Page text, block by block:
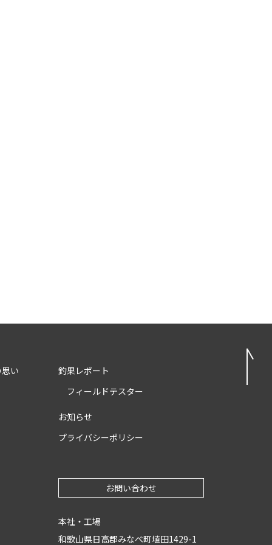
い
釣果レポート
フィールドテスター
お知らせ
プライバシーポリシー
お問い合わせ
本社・工場
和歌山県日高郡みなべ町埴田1429-1